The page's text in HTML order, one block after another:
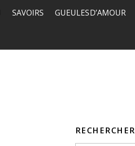
SAVOIRS GUEULES D’AMOUR
RECHERCHER